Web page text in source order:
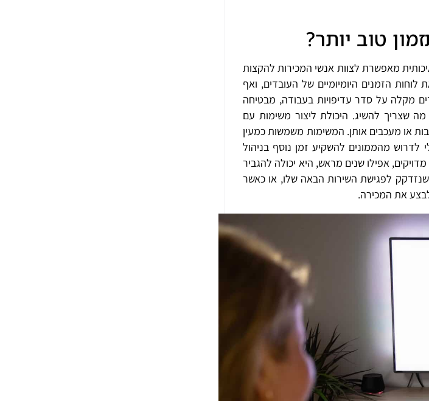
טוב יותר?
מאפשרת לצוות אנשי המכירות להקצות
הזמנים היומיומיים של העובדים, ואף
מקלה על סדר עדיפויות בעבודה, מבטיחה
שצריך להשיג. היכולת ליצור משימות עם
או מעכבים אותן. המשימות משמשות כמעין
לדרוש מהממונים להשקיע זמן נוסף בניהול
אפילו שנים מראש, היא יכולה להגביר
לפגישת השירות הבאה שלו, או כאשר
לבצע את המכירה.